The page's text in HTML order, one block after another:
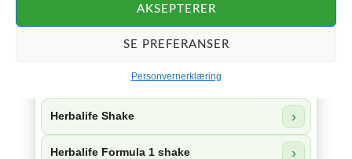
AKSEPTERER
SE PREFERANSER
Personvernerklæring
Herbalife mann
Herbalife Shake
Herbalife Formula 1 shake